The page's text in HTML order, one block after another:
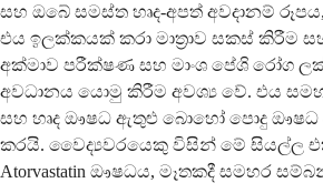
සහ ඔබේ සමස්ත හෘද-අපත් අවදානම්
එය ඉලක්කයක් කරා මාත්‍රාව සකස් කිරීම
අක්මාව පරීක්ෂණ සහ මාංශ පේශි රෝග
අවධානය යොමු කිරීම අවශ්‍ය වේ. එය
සහ හෘද ඖෂධ ඇතුළු බොහෝ පොදු ඖෂධ
කරයි. වෛද්‍යවරයෙකු විසින් මේ සියල්ල
Atorvastatin ඖෂධය, මෑතකදී සමහර